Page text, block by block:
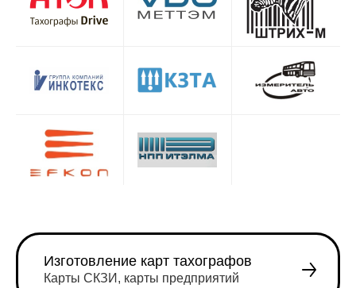
Изготовление карт тахографов
Карты СКЗИ, карты предприятий